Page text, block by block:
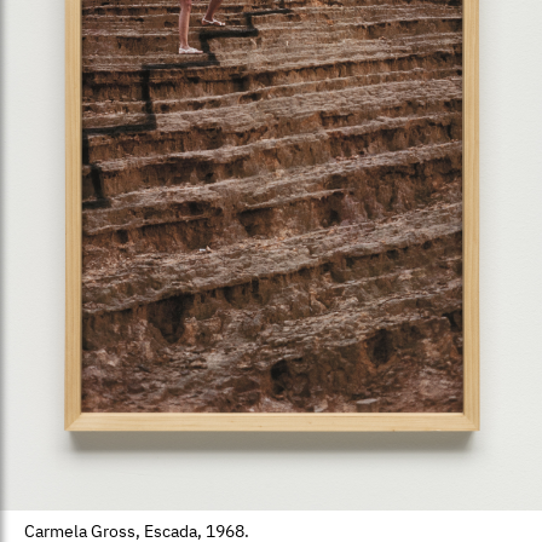
Carmela Gross, Escada, 1968.